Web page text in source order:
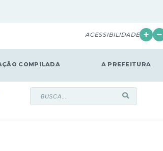
ACESSIBILIDADE
COMPILADA A PREFEITURA